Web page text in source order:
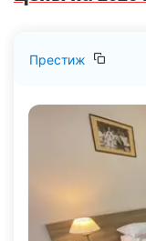
Летом
оборудованный
размещение с
Престиж